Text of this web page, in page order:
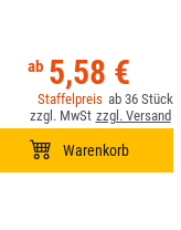
5,58 €
36